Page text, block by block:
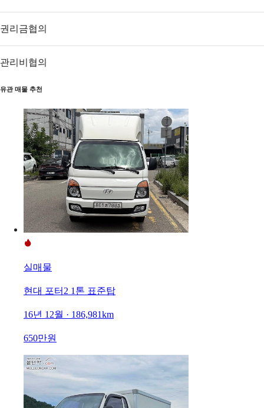
권리금협의
관리비 협의
유관 매물 추천
실매물
현대 포터2 1톤 표준탑
16년 12월 · 186,981km
650만원